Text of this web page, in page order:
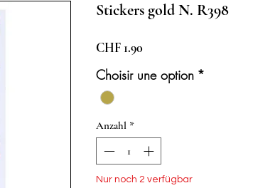
Stickers gold N. R398
CHF 1.90
Choisir une option *
Anzahl *
Nur noch 2 verfügbar